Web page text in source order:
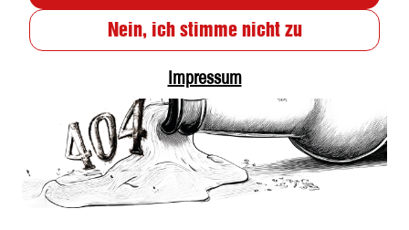
Nein, ich stimme nicht zu
Impressum